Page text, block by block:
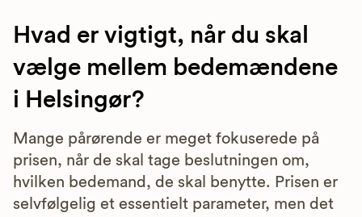
Hvad er vigtigt, når du skal
vælge mellem bedemændene
i Helsingør?
Mange pårørende er meget fokuserede på
prisen, når de skal tage beslutningen om,
hvilken bedemand, de skal benytte. Prisen er
selvfølgelig et essentielt parameter, men det